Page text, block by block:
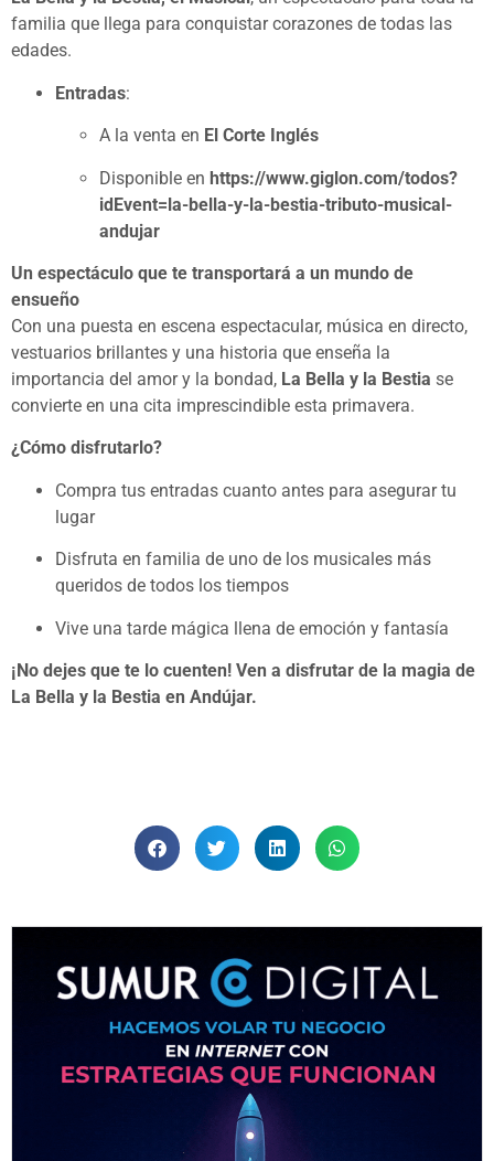
familia que llega para conquistar corazones de todas las
edades.
Entradas:
A la venta en El Corte Inglés
Disponible en https://www.giglon.com/todos?
idEvent=la-bella-y-la-bestia-tributo-musical-
andujar
Un espectáculo que te transportará a un mundo de
ensueño
Con una puesta en escena espectacular, música en directo,
vestuarios brillantes y una historia que enseña la
importancia del amor y la bondad, La Bella y la Bestia se
convierte en una cita imprescindible esta primavera.
¿Cómo disfrutarlo?
Compra tus entradas cuanto antes para asegurar tu
lugar
Disfruta en familia de uno de los musicales más
queridos de todos los tiempos
Vive una tarde mágica llena de emoción y fantasía
¡No dejes que te lo cuenten! Ven a disfrutar de la magia de
La Bella y la Bestia en Andújar.